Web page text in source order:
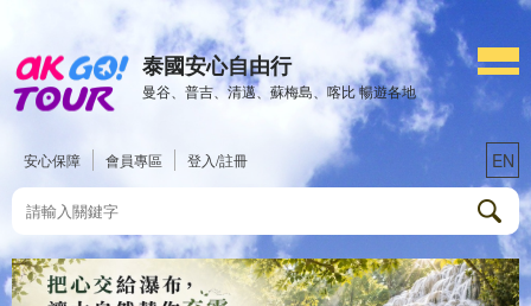
泰國安心自由行
曼谷、普吉、清邁、蘇梅島、喀比 暢遊各地
安心保障 會員專區 登入/註冊 EN